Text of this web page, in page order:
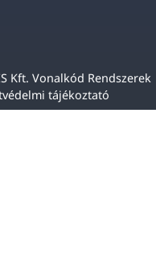
Kft. Vonalkód Rendszerek
tájékoztató